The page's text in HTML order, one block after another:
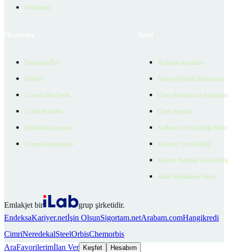
Verilerimiz
Danışman Bul
Projeler
Ücretsiz İlan Verin
Üyelik Paketleri
EmlakZeka Asistan
Uzman Danışmanlar
Kullanım Koşulları
Bireysel Üyelik Sözleşmesi
Çerez Politikası ve
Çerez Ayarları
Kullanıcı Veri Gizliliği
Ziyaretçi Veri Gizliliği
Müşteri Yetkilisi Veri
Aday Aydınlatma Metni
Emlakjet bir
grup şirketidir.
EndeksaKariyer.netİşin OlsunSigortam.netArabam.comHangikredi
CimriNeredekalSteelOrbisChemorbis
AraFavorilerimİlan Ver Keşfet Hesabım